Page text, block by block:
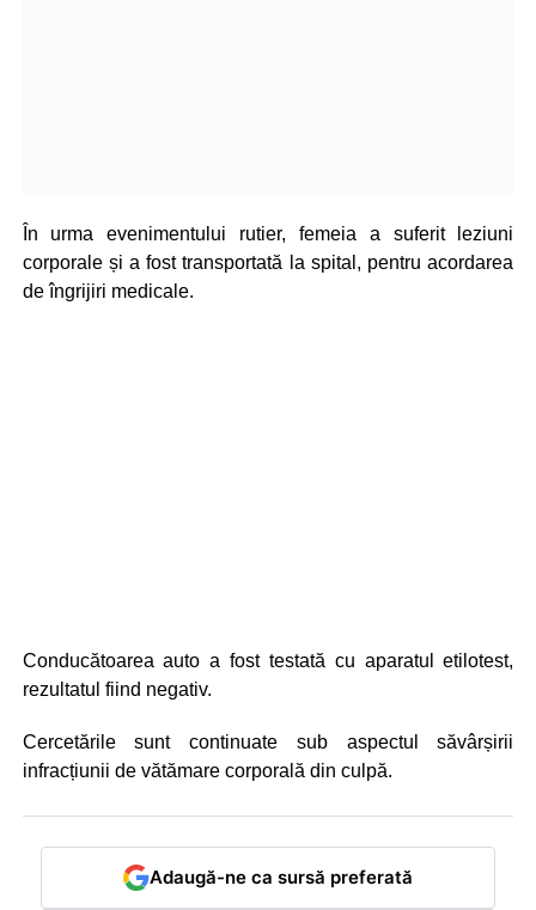
În urma evenimentului rutier, femeia a suferit leziuni
corporale și a fost transportată la spital, pentru acordarea
de îngrijiri medicale.
Conducătoarea auto a fost testată cu aparatul etilotest,
rezultatul fiind negativ.
Cercetările sunt continuate sub aspectul săvârșirii
infracțiunii de vătămare corporală din culpă.
Adaugă-ne ca sursă preferată